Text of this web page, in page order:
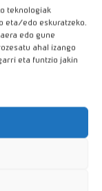
teknologiak
eta/edo eskuratzeko.
edo gune
ahal izango
eta funtzio jakin
de cartucho.